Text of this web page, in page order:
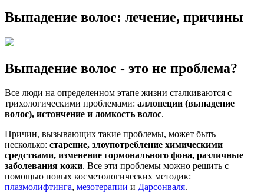
Выпадение волос: лечение, причины
Выпадение волос - это не проблема?
Все люди на определенном этапе жизни сталкиваются с
трихологическими проблемами: аллопеции (выпадение
волос), истончение и ломкость волос.
Причин, вызывающих такие проблемы, может быть
несколько: старение, злоупотребление химическими
средствами, изменение гормонального фона, различные
заболевания кожи. Все эти проблемы можно решить с
помощью новых косметологических методик:
плазмолифтинга, мезотерапии и Дарсонваля.